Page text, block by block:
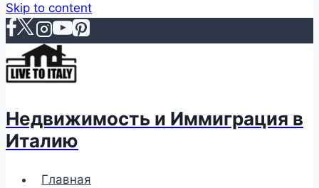
Skip to content
Недвижимость и Иммиграция в
Италию
Главная